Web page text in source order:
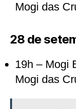
Mogi das
28 de
19h – Mogi
Mogi das